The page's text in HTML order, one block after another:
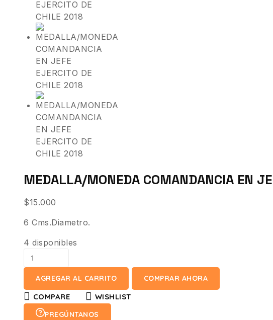
MEDALLA/MONEDA COMANDANCIA EN
$15.000
6 Cms.Diametro.
4 disponibles
AGREGAR AL CARRITO COMPRAR AHORA
COMPARE WISHLIST
PREGÚNTANOS